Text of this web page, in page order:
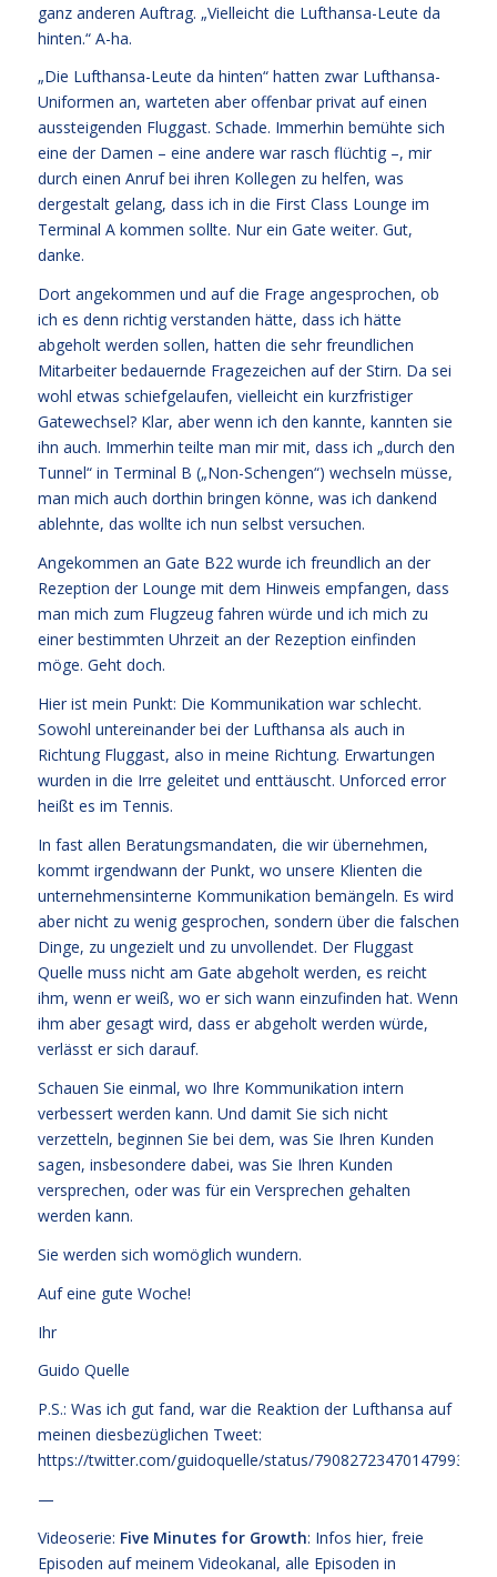
ganz anderen Auftrag. „Vielleicht die Lufthansa-Leute da
hinten.“ A-ha.
„Die Lufthansa-Leute da hinten“ hatten zwar Lufthansa-
Uniformen an, warteten aber offenbar privat auf einen
aussteigenden Fluggast. Schade. Immerhin bemühte sich
eine der Damen – eine andere war rasch flüchtig –, mir
durch einen Anruf bei ihren Kollegen zu helfen, was
dergestalt gelang, dass ich in die First Class Lounge im
Terminal A kommen sollte. Nur ein Gate weiter. Gut,
danke.
Dort angekommen und auf die Frage angesprochen, ob
ich es denn richtig verstanden hätte, dass ich hätte
abgeholt werden sollen, hatten die sehr freundlichen
Mitarbeiter bedauernde Fragezeichen auf der Stirn. Da sei
wohl etwas schiefgelaufen, vielleicht ein kurzfristiger
Gatewechsel? Klar, aber wenn ich den kannte, kannten sie
ihn auch. Immerhin teilte man mir mit, dass ich „durch den
Tunnel“ in Terminal B („Non-Schengen“) wechseln müsse,
man mich auch dorthin bringen könne, was ich dankend
ablehnte, das wollte ich nun selbst versuchen.
Angekommen an Gate B22 wurde ich freundlich an der
Rezeption der Lounge mit dem Hinweis empfangen, dass
man mich zum Flugzeug fahren würde und ich mich zu
einer bestimmten Uhrzeit an der Rezeption einfinden
möge. Geht doch.
Hier ist mein Punkt: Die Kommunikation war schlecht.
Sowohl untereinander bei der Lufthansa als auch in
Richtung Fluggast, also in meine Richtung. Erwartungen
wurden in die Irre geleitet und enttäuscht. Unforced error
heißt es im Tennis.
In fast allen Beratungsmandaten, die wir übernehmen,
kommt irgendwann der Punkt, wo unsere Klienten die
unternehmensinterne Kommunikation bemängeln. Es wird
aber nicht zu wenig gesprochen, sondern über die falschen
Dinge, zu ungezielt und zu unvollendet. Der Fluggast
Quelle muss nicht am Gate abgeholt werden, es reicht
ihm, wenn er weiß, wo er sich wann einzufinden hat. Wenn
ihm aber gesagt wird, dass er abgeholt werden würde,
verlässt er sich darauf.
Schauen Sie einmal, wo Ihre Kommunikation intern
verbessert werden kann. Und damit Sie sich nicht
verzetteln, beginnen Sie bei dem, was Sie Ihren Kunden
sagen, insbesondere dabei, was Sie Ihren Kunden
versprechen, oder was für ein Versprechen gehalten
werden kann.
Sie werden sich womöglich wundern.
Auf eine gute Woche!
Ihr
Guido Quelle
P.S.: Was ich gut fand, war die Reaktion der Lufthansa auf
meinen diesbezüglichen Tweet:
https://twitter.com/guidoquelle/status/790827234701479936
—
Videoserie: Five Minutes for Growth: Infos hier, freie
Episoden auf meinem Videokanal, alle Episoden in